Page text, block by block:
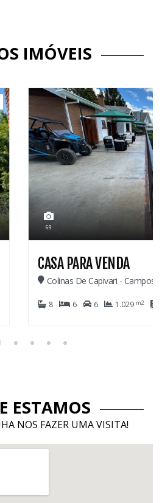
IMÓVEIS
C3184
2.600.000,00
Do Jordão
420 m2
ESTAMOS
NOS FAZER UMA VISITA!